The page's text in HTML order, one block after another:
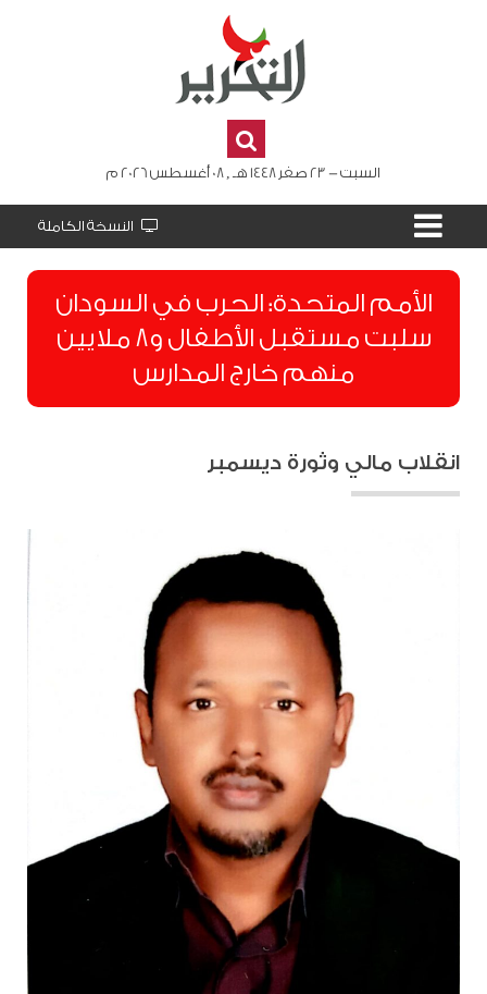
السبت - 23 صفر 1448 هـ , 08 أغسطس 2026 م
النسخة الكاملة
الأمم المتحدة: الحرب في السودان
سلبت مستقبل الأطفال و8 ملايين
منهم خارج المدارس
انقلاب مالي وثورة ديسمبر